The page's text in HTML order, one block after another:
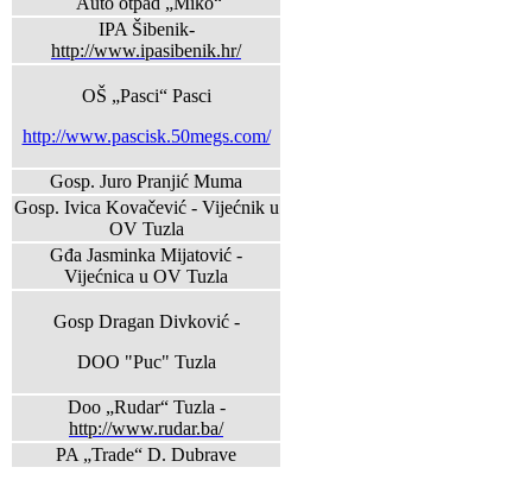
IPA Šibenik-
http://www.ipasibenik.hr/
OŠ „Pasci“ Pasci
http://www.pascisk.50megs.com/
Gosp. Juro Pranjić Muma
Gosp. Ivica Kovačević - Vijećnik u
OV Tuzla
Gđa Jasminka Mijatović -
Vijećnica u OV Tuzla
Gosp Dragan Divković -
DOO "Puc" Tuzla
Doo „Rudar“ Tuzla -
http://www.rudar.ba/
PA „Trade“ D. Dubrave